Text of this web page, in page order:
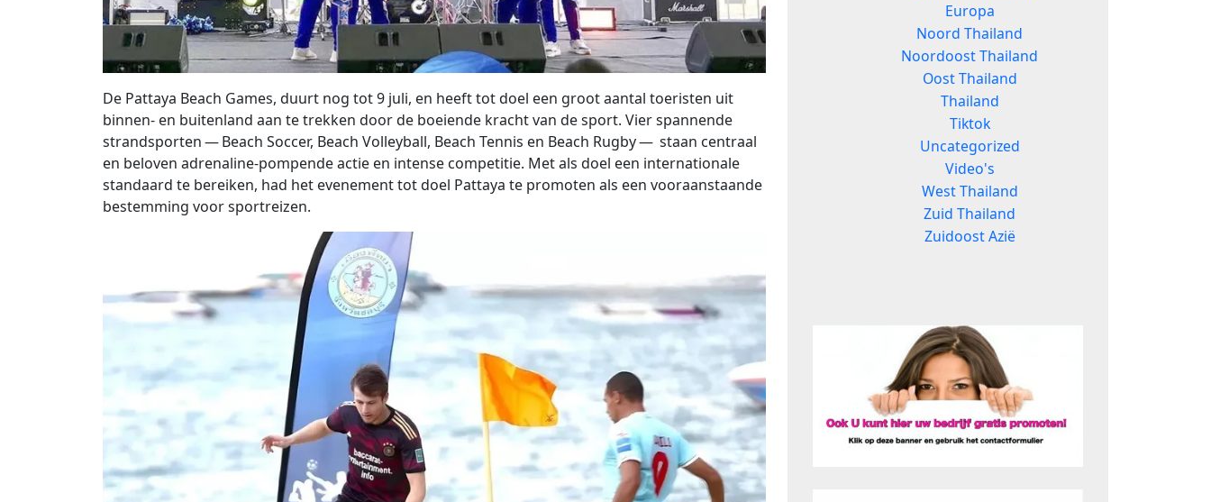
De Pattaya Beach Games, duurt nog tot 9 juli, en heeft tot doel een groot aantal toeristen uit
binnen- en buitenland aan te trekken door de boeiende kracht van de sport. Vier spannende
strandsporten — Beach Soccer, Beach Volleyball, Beach Tennis en Beach Rugby — staan centraal
en beloven adrenaline-pompende actie en intense competitie. Met als doel een internationale
standaard te bereiken, had het evenement tot doel Pattaya te promoten als een vooraanstaande
bestemming voor sportreizen.
Europa
Noord Thailand
Noordoost Thailand
Oost Thailand
Thailand
Tiktok
Uncategorized
Video's
West Thailand
Zuid Thailand
Zuidoost Azië